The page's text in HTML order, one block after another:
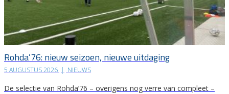
Rohda’76: nieuw seizoen, nieuwe uitdaging
5 AUGUSTUS 2026 | NIEUWS
De selectie van Rohda’76 – overigens nog verre van compleet –